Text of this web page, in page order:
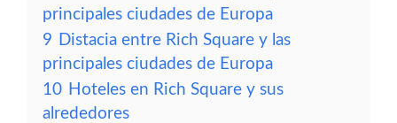
principales ciudades de Europa
9 Distacia entre Rich Square y las
principales ciudades de Europa
10 Hoteles en Rich Square y sus
alrededores